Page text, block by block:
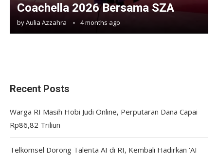
Coachella 2026 Bersama SZA
byAulia Azzahra 4 months ago
Recent Posts
Warga RI Masih Hobi Judi Online, Perputaran Dana Capai
Rp86,82 Triliun
Telkomsel Dorong Talenta AI di RI, Kembali Hadirkan ‘AI